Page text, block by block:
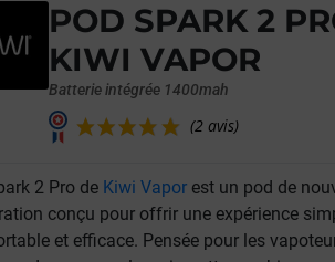
POD SPARK 2
KIWI VAPOR
Batterie intégrée 1400mah
2 Pro de Kiwi Vaporest un pod de
conçu pour offrir une expérience
et efficace. Pensée pour les